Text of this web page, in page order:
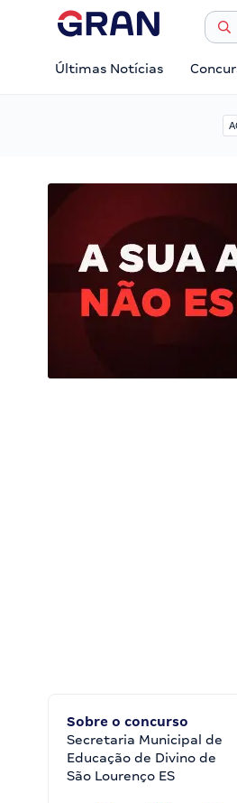
Últimas Notícias
Sobre o concurso
Secretaria Municipal de
Educação de Divino de
São Lourenço ES